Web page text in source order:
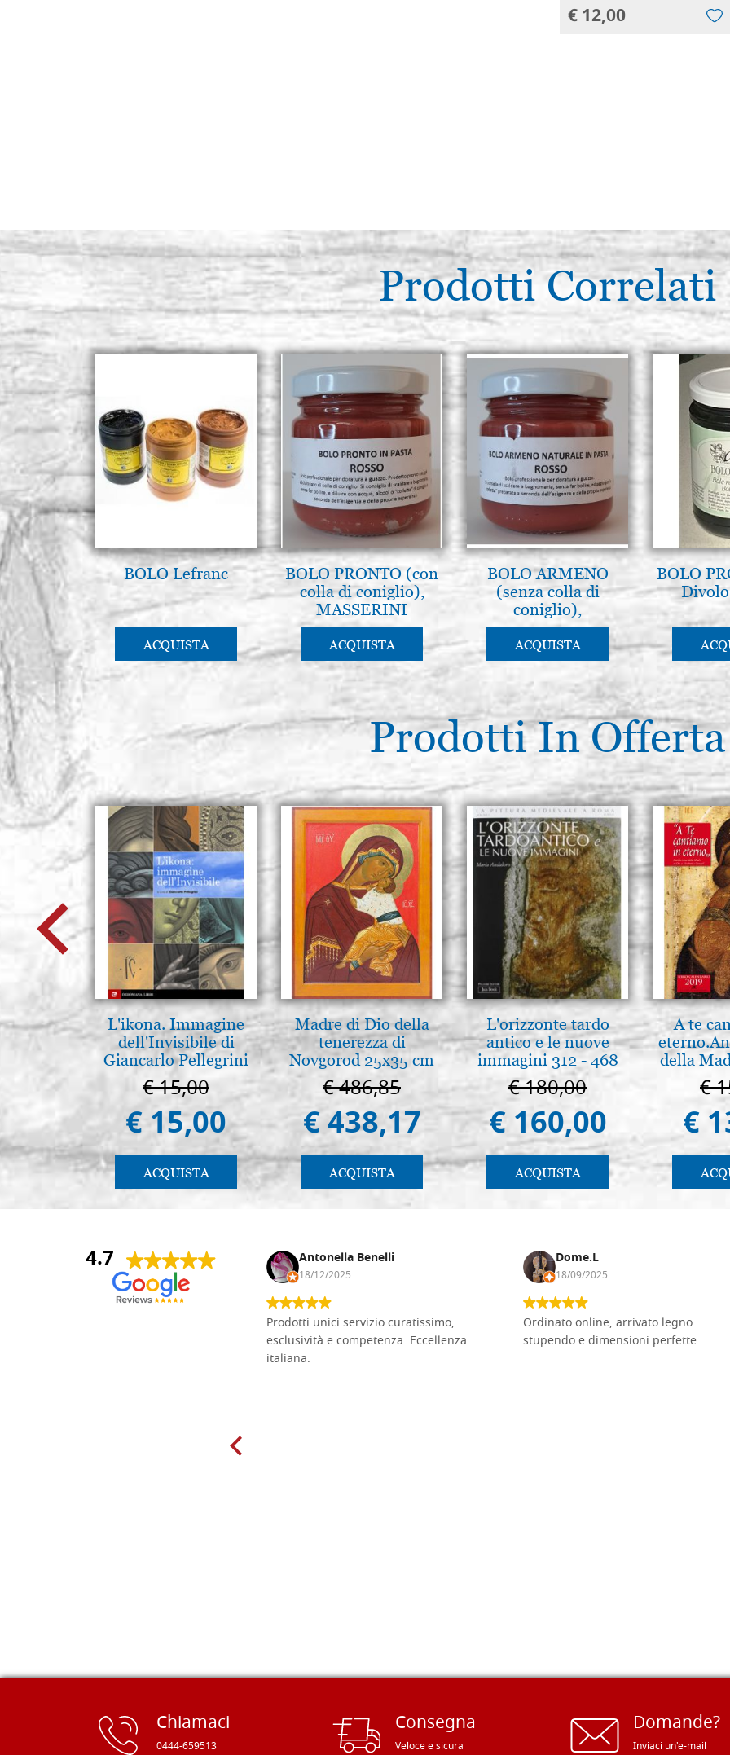
€ 12,00
Prodotti Correlati
BOLO Lefranc
ACQUISTA
BOLO PRONTO (con
colla di coniglio),
MASSERINI
ACQUISTA
BOLO ARMENO
(senza colla di
coniglio),
MASSERINI
ACQUISTA
BOLO
Prodotti In Offerta
L'ikona. Immagine
dell'Invisibile di
Giancarlo Pellegrini
€ 15,00
€ 15,00
ACQUISTA
Madre di Dio della
tenerezza di
Novgorod 25x35 cm
€ 486,85
€ 438,17
ACQUISTA
L'orizzonte tardo
antico e le nuove
immagini 312 - 468
€ 180,00
€ 160,00
ACQUISTA
A te
della
(libro-
€
€
4.7
Andrea Monguzzi Antonella Benelli
18/12/2025
Prodotti unici servizio curatissimo,
esclusività e competenza. Eccellenza
italiana.
Dome.L
18/09/2025
Ordinato online, arrivato legno
stupendo e dimensioni perfette
Chiamaci
0444-659513
Consegna
Veloce e sicura
Domande?
Inviaci un'e-mail